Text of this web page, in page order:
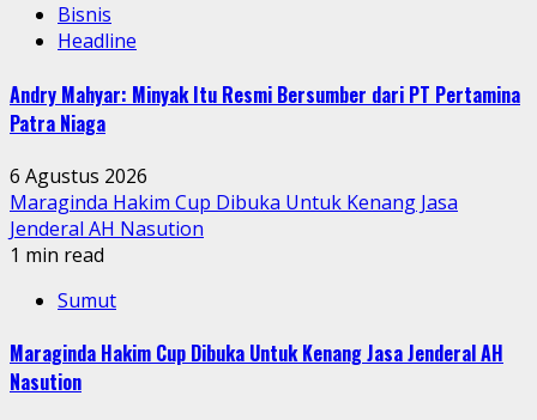
Bisnis
Headline
Andry Mahyar: Minyak Itu Resmi Bersumber dari PT Pertamina
Patra Niaga
6 Agustus 2026
Maraginda Hakim Cup Dibuka Untuk Kenang Jasa
Jenderal AH Nasution
1 min read
Sumut
Maraginda Hakim Cup Dibuka Untuk Kenang Jasa Jenderal AH
Nasution